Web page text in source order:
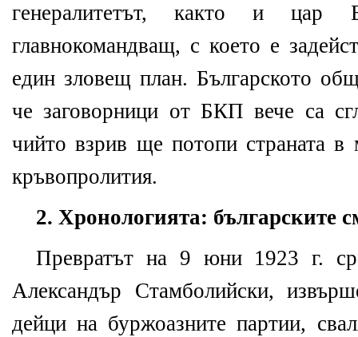
генералитетът, както и цар
главнокомандващ, с което е
един зловещ план. Българското
че заговорници от БКП вече са
чийто взрив ще потопи страната в
кръвопролития.
2. Хронологията: българските
Превратът на 9 юни 1923 г.
Александър Стамболийски,
дейци на буржоазните партии,